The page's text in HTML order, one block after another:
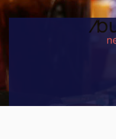
Skip